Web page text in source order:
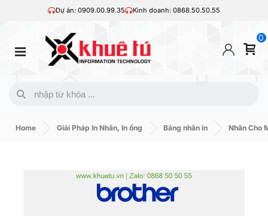
Dự án: 0909.00.99.35 Kinh doanh: 0868.50.50.55
0
Home Giải Pháp In Nhãn, In ống Băng nhãn in Nhãn Cho